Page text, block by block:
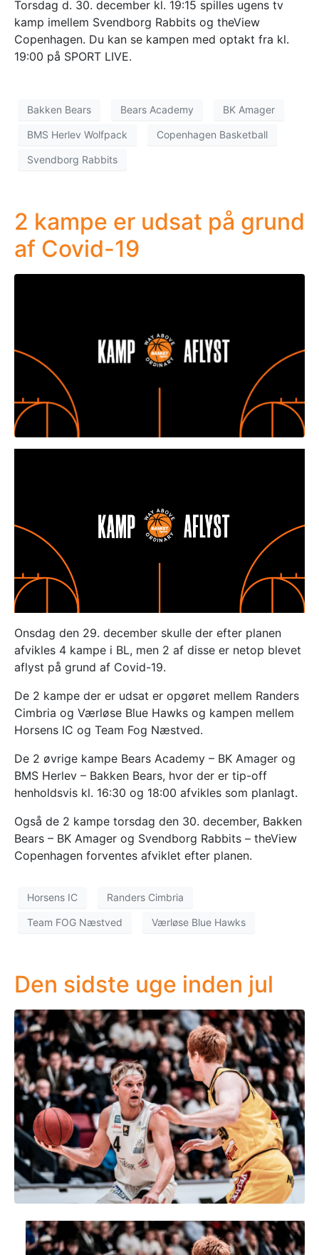
Torsdag d. 30. december kl. 19:15 spilles ugens tv
kamp imellem Svendborg Rabbits og theView
Copenhagen. Du kan se kampen med optakt fra kl.
19:00 på SPORT LIVE.
Bakken Bears Bears Academy BK Amager
BMS Herlev Wolfpack Copenhagen Basketball
Svendborg Rabbits
2 kampe er udsat på grund
af Covid-19
Onsdag den 29. december skulle der efter planen
afvikles 4 kampe i BL, men 2 af disse er netop blevet
aflyst på grund af Covid-19.
De 2 kampe der er udsat er opgøret mellem Randers
Cimbria og Værløse Blue Hawks og kampen mellem
Horsens IC og Team Fog Næstved.
De 2 øvrige kampe Bears Academy – BK Amager og
BMS Herlev – Bakken Bears, hvor der er tip-off
henholdsvis kl. 16:30 og 18:00 afvikles som planlagt.
Også de 2 kampe torsdag den 30. december, Bakken
Bears – BK Amager og Svendborg Rabbits – theView
Copenhagen forventes afviklet efter planen.
Horsens IC Randers Cimbria
Team FOG Næstved Værløse Blue Hawks
Den sidste uge inden jul